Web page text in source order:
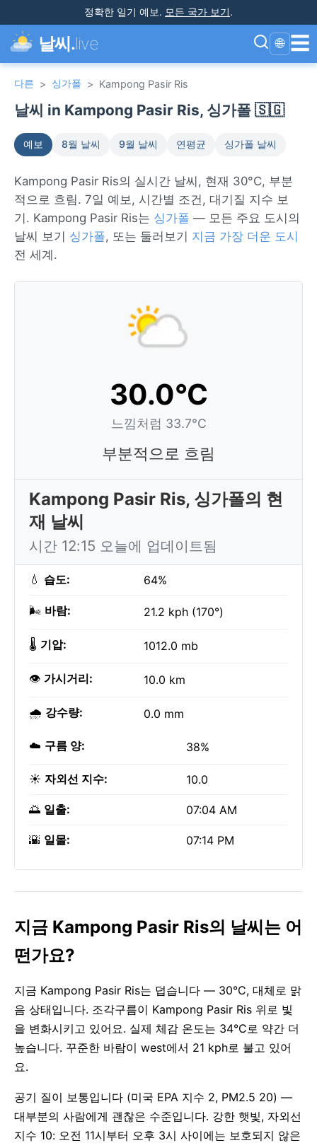
정확한 일기 예보. 모든 국가 보기.
날씨.live 🌐 ☰
다른 > 싱가폴 > Kampong Pasir Ris
날씨 in Kampong Pasir Ris, 싱가폴 🇸🇬
예보 8월 날씨 9월 날씨 연평균 싱가폴 날씨
Kampong Pasir Ris의 실시간 날씨, 현재 30°C, 부분
적으로 흐림. 7일 예보, 시간별 조건, 대기질 지수 보
기. Kampong Pasir Ris는 싱가폴 — 모든 주요 도시의
날씨 보기 싱가폴, 또는 둘러보기 지금 가장 더운 도시
전 세계.
30.0°C
느낌처럼 33.7°C
부분적으로 흐림
Kampong Pasir Ris, 싱가폴의 현
재 날씨
시간 12:15 오늘에 업데이트됨
💧 습도: 64%
🌬️ 바람: 21.2 kph (170°)
🌡️ 기압: 1012.0 mb
👁️ 가시거리: 10.0 km
🌧️ 강수량: 0.0 mm
☁️ 구름 양: 38%
☀️ 자외선 지수: 10.0
🌅 일출: 07:04 AM
🌇 일몰: 07:14 PM
지금 Kampong Pasir Ris의 날씨는 어
떤가요?
지금 Kampong Pasir Ris는 덥습니다 — 30°C, 대체로 맑
음 상태입니다. 조각구름이 Kampong Pasir Ris 위로 빛
을 변화시키고 있어요. 실제 체감 온도는 34°C로 약간 더
높습니다. 꾸준한 바람이 west에서 21 kph로 불고 있어
요.
공기 질이 보통입니다 (미국 EPA 지수 2, PM2.5 20) —
대부분의 사람에게 괜찮은 수준입니다. 강한 햇빛, 자외선
지수 10: 오전 11시부터 오후 3시 사이에는 보호되지 않은